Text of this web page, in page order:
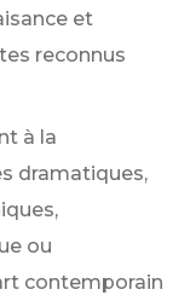
et
reconnus
à la
dramatiques,
ou
contemporain